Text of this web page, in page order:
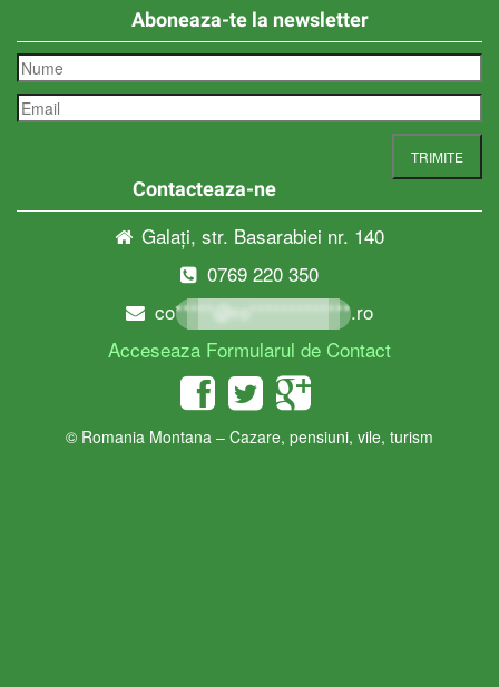
Aboneaza-te la newsletter
Contacteaza-ne
Galați, str. Basarabiei nr. 140
0769 220 350
co*****@ro*************.ro
Acceseaza Formularul de Contact
© Romania Montana – Cazare, pensiuni, vile, turism